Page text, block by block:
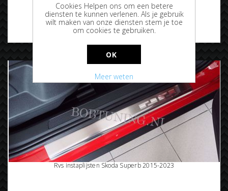
€84,95
Rvs instaplijsten Skoda Superb 2015-2023
Cookies Helpen ons om een betere
diensten te kunnen verlenen. Als je gebruik
wilt maken van onze diensten stem je toe
om cookies te gebruiken.
OK
Meer weten